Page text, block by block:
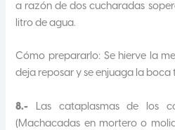
a razón de dos cucharadas
litro de agua.
Cómo prepararlo: Se hierve la
deja reposar y se enjuaga la boca
8.- Las cataplasmas de los
(Machacadas en mortero o